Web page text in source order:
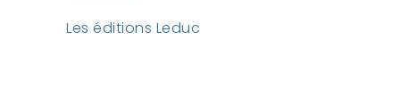
Les éditions Leduc